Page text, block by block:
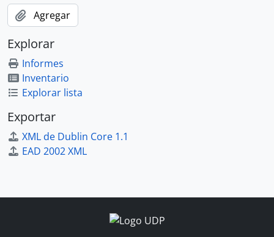
Agregar
Explorar
Informes
Inventario
Explorar lista
Exportar
XML de Dublin Core 1.1
EAD 2002 XML